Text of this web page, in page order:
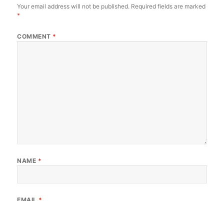
Your email address will not be published. Required fields are marked
*
COMMENT *
NAME *